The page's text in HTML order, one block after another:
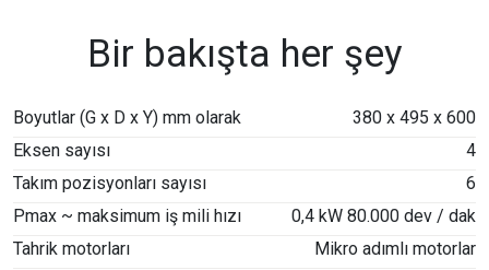
Bir bakışta her şey
Boyutlar (G x D x Y) mm olarak
380 x 495 x 600
Eksen sayısı
4
Takım pozisyonları sayısı
6
Pmax ~ maksimum iş mili hızı
0,4 kW 80.000 dev / dak
Tahrik motorları
Mikro adımlı motorlar